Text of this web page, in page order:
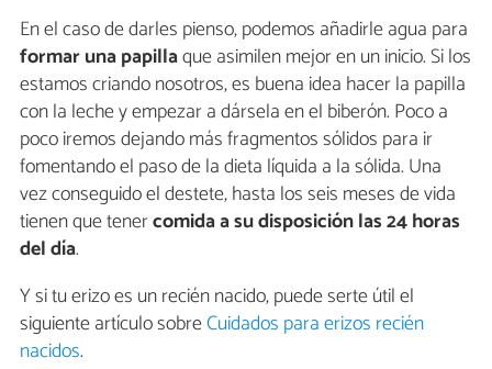
En el caso de darles pienso, podemos añadirle agua para
formar una papillaque asimilen mejor en un inicio. Si los
estamos criando nosotros, es buena idea hacer la papilla
con la leche y empezar a dársela en el biberón. Poco a
poco iremos dejando más fragmentos sólidos para ir
fomentando el paso de la dieta líquida a la sólida. Una
vez conseguido el destete, hasta los seis meses de vida
tienen que tenercomida a su disposición las 24 horas
del día.
Y si tu erizo es un recién nacido, puede serte útil el
siguiente artículo sobreCuidados para erizos recién
nacidos.